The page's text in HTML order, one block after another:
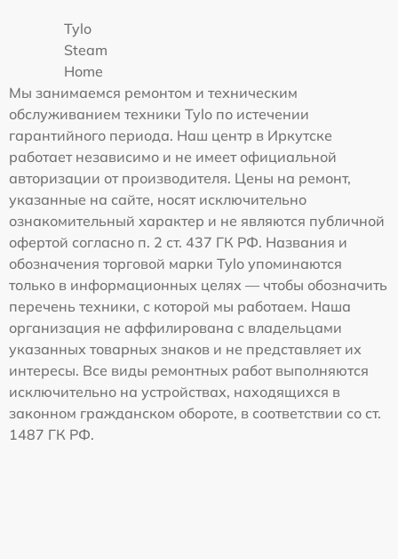
Tylo
Steam
Home
Мы занимаемся ремонтом и техническим
обслуживанием техники Tylo по истечении
гарантийного периода. Наш центр в Иркутске
работает независимо и не имеет официальной
авторизации от производителя. Цены на ремонт,
указанные на сайте, носят исключительно
ознакомительный характер и не являются публичной
офертой согласно п. 2 ст. 437 ГК РФ. Названия и
обозначения торговой марки Tylo упоминаются
только в информационных целях — чтобы обозначить
перечень техники, с которой мы работаем. Наша
организация не аффилирована с владельцами
указанных товарных знаков и не представляет их
интересы. Все виды ремонтных работ выполняются
исключительно на устройствах, находящихся в
законном гражданском обороте, в соответствии со ст.
1487 ГК РФ.